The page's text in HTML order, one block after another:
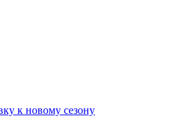
к новому сезону